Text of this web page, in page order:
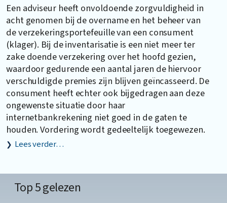
Een adviseur heeft onvoldoende zorgvuldigheid in
acht genomen bij de overname en het beheer van
de verzekeringsportefeuille van een consument
(klager). Bij de inventarisatie is een niet meer ter
zake doende verzekering over het hoofd gezien,
waardoor gedurende een aantal jaren de hiervoor
verschuldigde premies zijn blijven geïncasseerd. De
consument heeft echter ook bijgedragen aan deze
ongewenste situatie door haar
internetbankrekening niet goed in de gaten te
houden. Vordering wordt gedeeltelijk toegewezen.
Lees verder…
Top 5 gelezen